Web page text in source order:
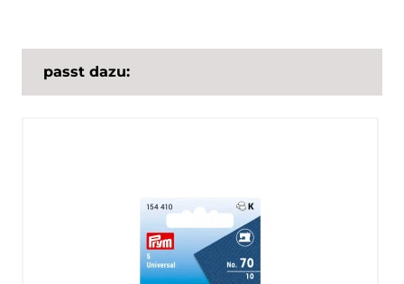
passt dazu: